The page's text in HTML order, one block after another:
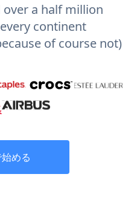
over a half million
continent
of course not)
める